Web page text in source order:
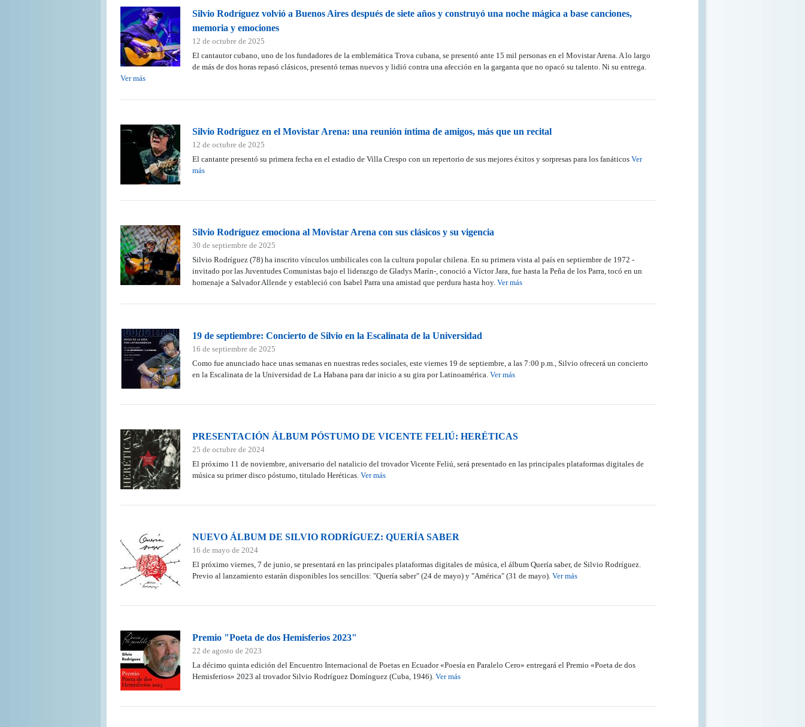
Silvio Rodríguez volvió a Buenos Aires después de siete años y construyó una noche mágica a base canciones,
memoria y emociones
12 de octubre de 2025
El cantautor cubano, uno de los fundadores de la emblemática Trova cubana, se presentó ante 15 mil personas en el Movistar Arena. A lo largo
de más de dos horas repasó clásicos, presentó temas nuevos y lidió contra una afección en la garganta que no opacó su talento. Ni su entrega.
Ver más
Silvio Rodríguez en el Movistar Arena: una reunión íntima de amigos, más que un recital
12 de octubre de 2025
El cantante presentó su primera fecha en el estadio de Villa Crespo con un repertorio de sus mejores éxitos y sorpresas para los fanáticos Ver
más
Silvio Rodríguez emociona al Movistar Arena con sus clásicos y su vigencia
30 de septiembre de 2025
Silvio Rodríguez (78) ha inscrito vínculos umbilicales con la cultura popular chilena. En su primera vista al país en septiembre de 1972 -
invitado por las Juventudes Comunistas bajo el liderazgo de Gladys Marín-, conoció a Víctor Jara, fue hasta la Peña de los Parra, tocó en un
homenaje a Salvador Allende y estableció con Isabel Parra una amistad que perdura hasta hoy. Ver más
19 de septiembre: Concierto de Silvio en la Escalinata de la Universidad
16 de septiembre de 2025
Como fue anunciado hace unas semanas en nuestras redes sociales, este viernes 19 de septiembre, a las 7:00 p.m., Silvio ofrecerá un concierto
en la Escalinata de la Universidad de La Habana para dar inicio a su gira por Latinoamérica. Ver más
PRESENTACIÓN ÁLBUM PÓSTUMO DE VICENTE FELIÚ: HERÉTICAS
25 de octubre de 2024
El próximo 11 de noviembre, aniversario del natalicio del trovador Vicente Feliú, será presentado en las principales plataformas digitales de
música su primer disco póstumo, titulado Heréticas. Ver más
NUEVO ÁLBUM DE SILVIO RODRÍGUEZ: QUERÍA SABER
16 de mayo de 2024
El próximo viernes, 7 de junio, se presentará en las principales plataformas digitales de música, el álbum Quería saber, de Silvio Rodríguez.
Previo al lanzamiento estarán disponibles los sencillos: "Quería saber" (24 de mayo) y "América" (31 de mayo). Ver más
Premio "Poeta de dos Hemisferios 2023"
22 de agosto de 2023
La décimo quinta edición del Encuentro Internacional de Poetas en Ecuador «Poesía en Paralelo Cero» entregará el Premio «Poeta de dos
Hemisferios» 2023 al trovador Silvio Rodríguez Domínguez (Cuba, 1946). Ver más